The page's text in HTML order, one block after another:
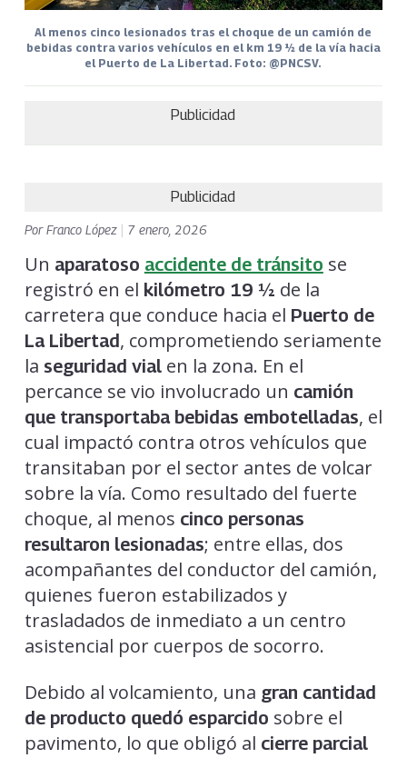
Al menos cinco lesionados tras el choque de un camión de
bebidas contra varios vehículos en el km 19 ½ de la vía hacia
el Puerto de La Libertad. Foto: @PNCSV.
Publicidad
Publicidad
PorFranco López 7 enero, 2026
Un aparatoso accidente de tránsito se
registró en el kilómetro 19 ½ de la
carretera que conduce hacia el Puerto de
La Libertad, comprometiendo seriamente
la seguridad vialen la zona. En el
percance se vio involucrado un camión
que transportaba bebidas embotelladas, el
cual impactó contra otros vehículos que
transitaban por el sector antes de volcar
sobre la vía. Como resultado del fuerte
choque, al menos cinco personas
resultaron lesionadas; entre ellas, dos
acompañantes del conductor del camión,
quienes fueron estabilizados y
trasladados de inmediato a un centro
asistencial por cuerpos de socorro.
Debido al volcamiento, una gran cantidad
de producto quedó esparcido sobre el
pavimento, lo que obligó al cierre parcial